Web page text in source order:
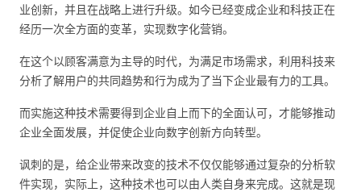
业创新，并且在战略上进行升级。如今已经变成企业和科技正在
经历一次全方面的变革，实现数字化营销。
在这个以顾客满意为主导的时代，为满足市场需求，利用科技来
分析了解用户的共同趋势和行为成为了当下企业最有力的工具。
而实施这种技术需要得到企业自上而下的全面认可，才能够推动
企业全面发展，并促使企业向数字创新方向转型。
讽刺的是，给企业带来改变的技术不仅仅能够通过复杂的分析软
件实现，实际上，这种技术也可以由人类自身来完成。这就是现